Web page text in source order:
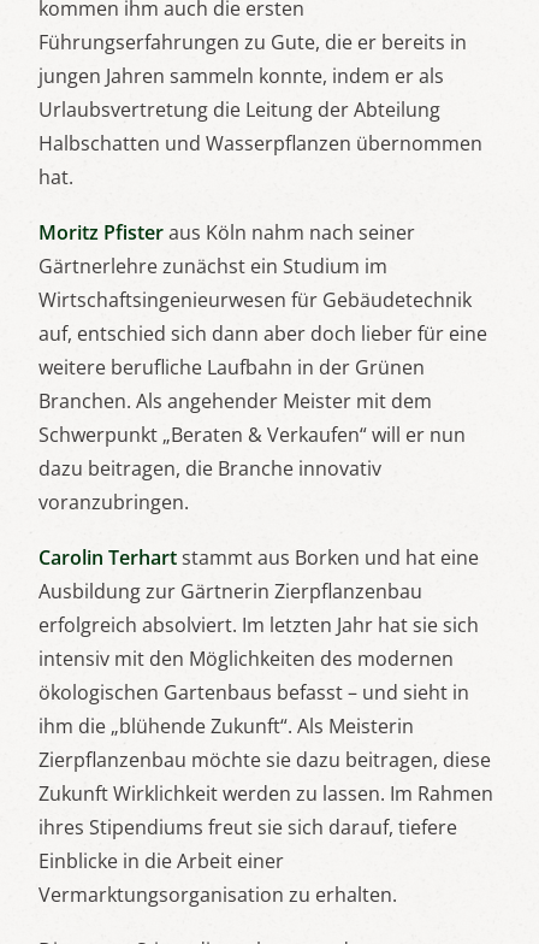
kommen ihm auch die ersten
Führungserfahrungen zu Gute, die er bereits in
jungen Jahren sammeln konnte, indem er als
Urlaubsvertretung die Leitung der Abteilung
Halbschatten und Wasserpflanzen übernommen
hat.
Moritz Pfisteraus Köln nahm nach seiner
Gärtnerlehre zunächst ein Studium im
Wirtschaftsingenieurwesen für Gebäudetechnik
auf, entschied sich dann aber doch lieber für eine
weitere berufliche Laufbahn in der Grünen
Branchen. Als angehender Meister mit dem
Schwerpunkt „Beraten & Verkaufen“ will er nun
dazu beitragen, die Branche innovativ
voranzubringen.
Carolin Terhartstammt aus Borken und hat eine
Ausbildung zur Gärtnerin Zierpflanzenbau
erfolgreich absolviert. Im letzten Jahr hat sie sich
intensiv mit den Möglichkeiten des modernen
ökologischen Gartenbaus befasst – und sieht in
ihm die „blühende Zukunft“. Als Meisterin
Zierpflanzenbau möchte sie dazu beitragen, diese
Zukunft Wirklichkeit werden zu lassen. Im Rahmen
ihres Stipendiums freut sie sich darauf, tiefere
Einblicke in die Arbeit einer
Vermarktungsorganisation zu erhalten.